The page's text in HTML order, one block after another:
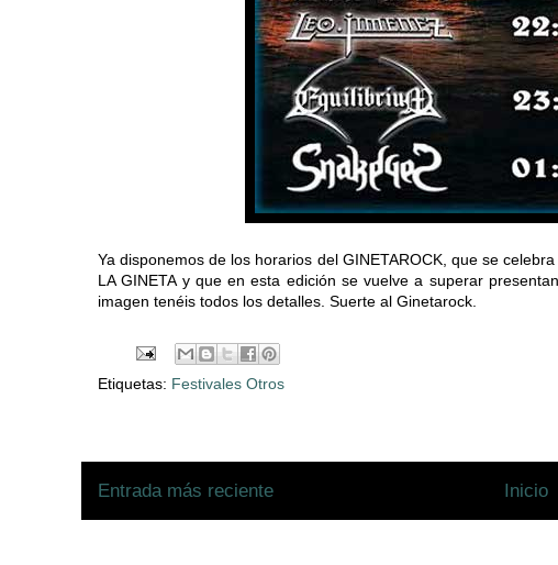
Ya disponemos de los horarios del GINETAROCK, que se
LA GINETA y que en esta edición se vuelve a superar
imagen tenéis todos los detalles. Suerte al Ginetarock.
Etiquetas: Festivales Otros
Entrada más reciente Inicio